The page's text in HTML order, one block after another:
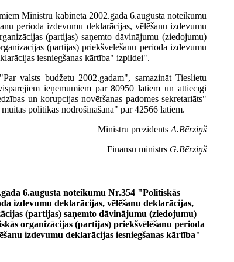
Ministru kabineta 2002.gada 6.augusta noteikumu
perioda izdevumu deklarācijas, vēlēšanu izdevumu
(partijas) saņemto dāvinājumu (ziedojumu)
(partijas) priekšvēlēšanu perioda izdevumu
iesniegšanas kārtība" izpildei".
valsts budžetu 2002.gadam", samazināt Tieslietu
ieņēmumiem par 80950 latiem un attiecīgi
un korupcijas novēršanas padomes sekretariāts"
politikas nodrošināšana" par 42566 latiem.
Ministru prezidentsA.Bērziņš
Finansu ministrs G.Bērziņš
6.augusta noteikumu Nr.354 "Politiskās
izdevumu deklarācijas, vēlēšanu deklarācijas,
(partijas) saņemto dāvinājumu (ziedojumu)
organizācijas (partijas) priekšvēlēšanu perioda
izdevumu deklarācijas iesniegšanas kārtība"